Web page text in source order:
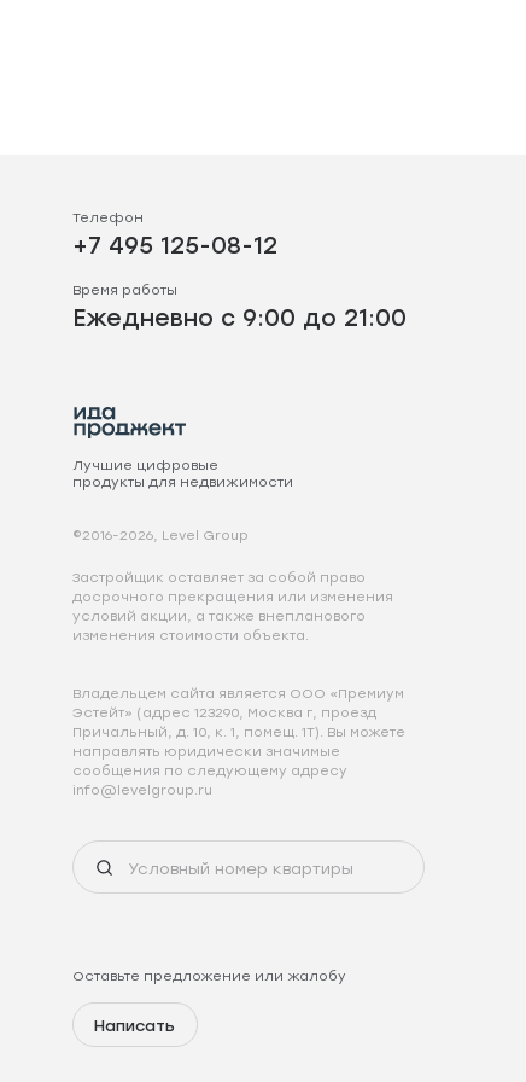
Телефон
+7 495 125-08-12
Время работы
Ежедневно с 9:00 до 21:00
Лучшие цифровые
продукты для недвижимости
©2016-2026, Level Group
Застройщик оставляет за собой право
досрочного прекращения или изменения
условий акции, а также внепланового
изменения стоимости объекта.
Владельцем сайта является ООО «Премиум
Эстейт» (адрес 123290, Москва г, проезд
Причальный, д. 10, к. 1, помещ. 1Т). Вы можете
направлять юридически значимые
сообщения по следующему адресу
info@levelgroup.ru
Оставьте предложение или жалобу
Написать